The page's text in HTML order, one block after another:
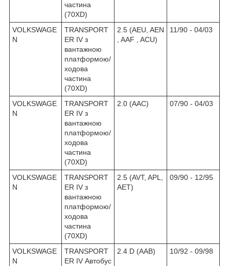
частина
(70XD)
VOLKSWAGE
N
TRANSPORT
ER IV з
вантажною
платформою/
ходова
частина
(70XD)
2.5 (AEU, AEN
, AAF , ACU)
11/90 - 04/03
VOLKSWAGE
N
TRANSPORT
ER IV з
вантажною
платформою/
ходова
частина
(70XD)
2.0 (AAC) 07/90 - 04/03
VOLKSWAGE
N
TRANSPORT
ER IV з
вантажною
платформою/
ходова
частина
(70XD)
2.5 (AVT, APL,
AET)
09/90 - 12/95
VOLKSWAGE
N
TRANSPORT
ER IV Автобус
2.4 D (AAB) 10/92 - 09/98